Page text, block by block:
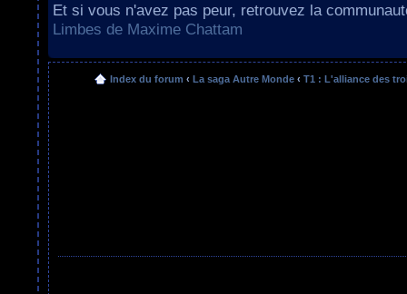
Et si vous n'avez pas peur, retrouvez la
Limbes de Maxime Chattam
Index du forum ‹ La saga Autre Monde ‹ T1 : L'alliance des